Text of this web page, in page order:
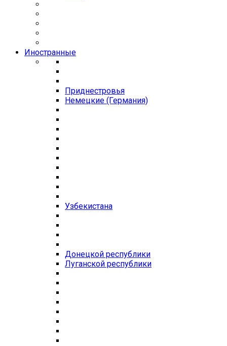
Иностранные
Приднестровья
Немецкие (Германия)
Узбекистана
Донецкой республики
Луганской республики